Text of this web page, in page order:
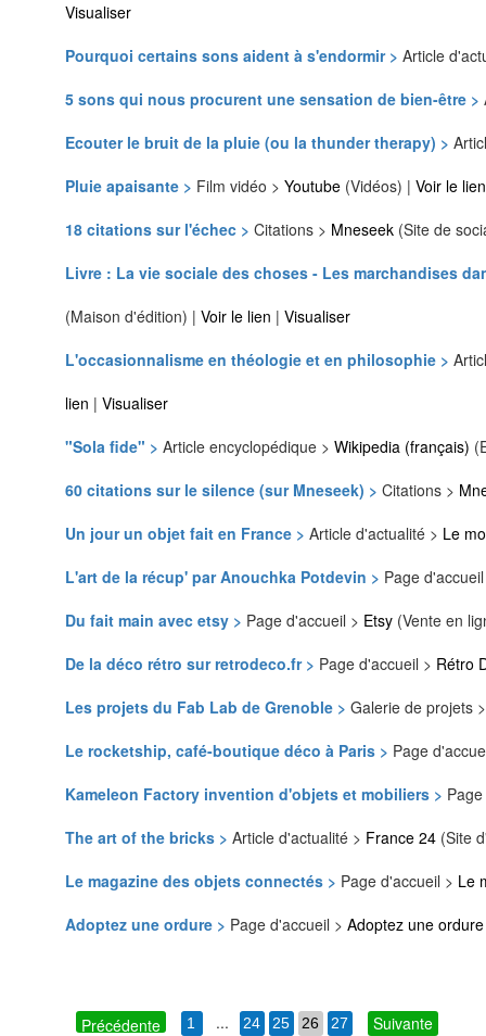
Visualiser
Pourquoi certains sons aident à s'endormir > Article
5 sons qui nous procurent une sensation de bien-être >
Ecouter le bruit de la pluie (ou la thunder therapy) >
Pluie apaisante > Film vidéo > Youtube (Vidéos) | Voir le
18 citations sur l'échec > Citations > Mneseek (Site de
Livre : La vie sociale des choses - Les marchandises
(Maison d'édition) | Voir le lien | Visualiser
L'occasionnalisme en théologie et en philosophie >
lien | Visualiser
"Sola fide" > Article encyclopédique > Wikipedia (français)
60 citations sur le silence (sur Mneseek) > Citations >
Un jour un objet fait en France > Article d'actualité > Le
L'art de la récup' par Anouchka Potdevin > Page
Du fait main avec etsy > Page d'accueil > Etsy (Vente en
De la déco rétro sur retrodeco.fr > Page d'accueil > Rétro
Les projets du Fab Lab de Grenoble > Galerie de projets
Le rocketship, café-boutique déco à Paris > Page
Kameleon Factory invention d'objets et mobiliers >
The art of the bricks > Article d'actualité > France 24 (Site
Le magazine des objets connectés > Page d'accueil > Le
Adoptez une ordure > Page d'accueil > Adoptez une ordure
Précédente 1 ... 24 25 26 27 Suivante